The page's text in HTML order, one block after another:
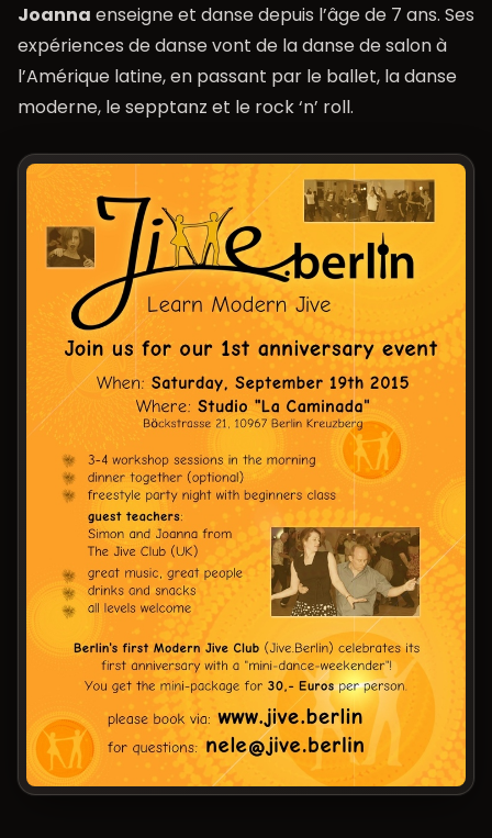
Joanna enseigne et danse depuis l’âge de 7 ans. Ses
expériences de danse vont de la danse de salon à
l’Amérique latine, en passant par le ballet, la danse
moderne, le sepptanz et le rock ‘n’ roll.